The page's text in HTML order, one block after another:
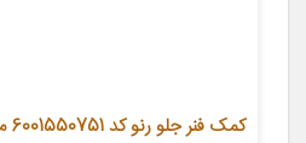
کمک فنر جلو رنو کد 6001550751 مناسب برای ال90